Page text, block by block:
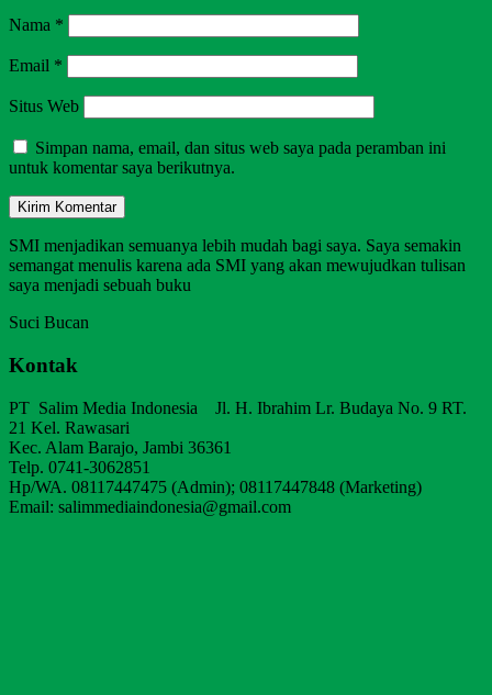
Nama *
Email *
Situs Web
Simpan nama, email, dan situs web saya pada peramban ini
untuk komentar saya berikutnya.
SMI menjadikan semuanya lebih mudah bagi saya. Saya semakin
semangat menulis karena ada SMI yang akan mewujudkan tulisan
saya menjadi sebuah buku
Suci Bucan
Kontak
PT Salim Media Indonesia Jl. H. Ibrahim Lr. Budaya No. 9 RT.
21 Kel. Rawasari
Kec. Alam Barajo, Jambi 36361
Telp. 0741-3062851
Hp/WA. 08117447475 (Admin); 08117447848 (Marketing)
Email: salimmediaindonesia@gmail.com